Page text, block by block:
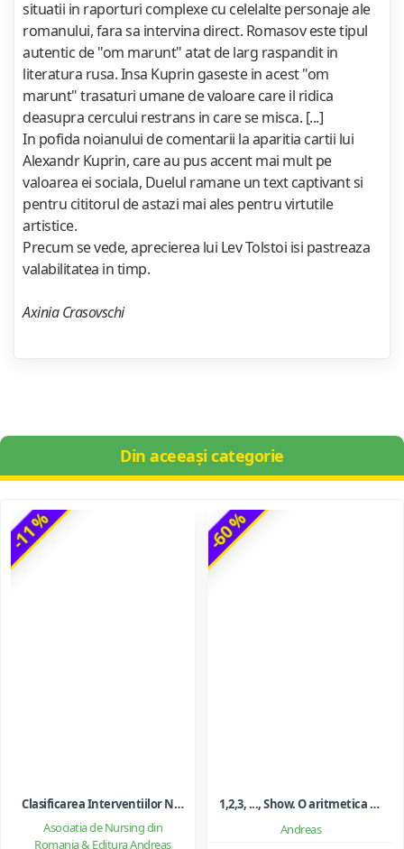
situatii in raporturi complexe cu celelalte personaje ale
romanului, fara sa intervina direct. Romasov este tipul
autentic de "om marunt" atat de larg raspandit in
literatura rusa. Insa Kuprin gaseste in acest "om
marunt" trasaturi umane de valoare care il ridica
deasupra cercului restrans in care se misca. [...]
In pofida noianului de comentarii la aparitia cartii lui
Alexandr Kuprin, care au pus accent mai mult pe
valoarea ei sociala, Duelul ramane un text captivant si
pentru cititorul de astazi mai ales pentru virtutile
artistice.
Precum se vede, aprecierea lui Lev Tolstoi isi pastreaza
valabilitatea in timp.
Axinia Crasovschi
Din aceeași categorie
-11 %
Asociatia de Nursing din
Romania & Editura Andreas
Clasificarea Interventiilor Nursing (NIC)
-60 %
Andreas
1,2,3, ..., Show. O aritmetica emotionala, o poezie a matematicii - Ioan Dancila